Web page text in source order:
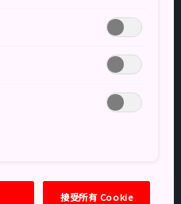
接受所有 Cookie